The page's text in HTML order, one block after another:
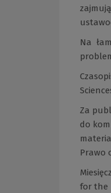
Na
Za
do
Prawo
for the